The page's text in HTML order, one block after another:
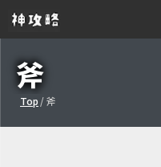
斧
Top /斧